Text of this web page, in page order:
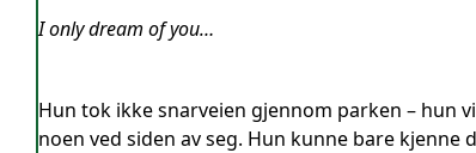
I only dream of you…
Hun tok ikke snarveien gjennom parken – hun
noen ved siden av seg. Hun kunne bare